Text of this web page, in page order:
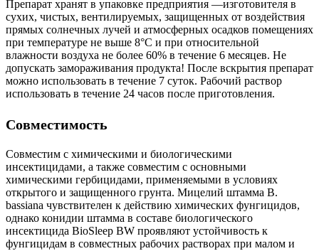
Препарат хранят в упаковке предприятия —изготовителя в
сухих, чистых, вентилируемых, защищенных от воздействия
прямых солнечных лучей и атмосферных осадков помещениях
при температуре не выше 8°С и при относительной
влажности воздуха не более 60% в течение 6 месяцев. Не
допускать замораживания продукта! После вскрытия препарат
можно использовать в течение 7 суток. Рабочий раствор
использовать в течение 24 часов после приготовления.
Совместимость
Совместим с химическими и биологическими
инсектицидами, а также совместим с основными
химическими гербицидами, применяемыми в условиях
открытого и защищенного грунта. Мицелий штамма B.
bassiana чувствителен к действию химических фунгицидов,
однако конидии штамма в составе биологического
инсектицида BioSleep BW проявляют устойчивость к
фунгицидам в совместных рабочих растворах при малом и